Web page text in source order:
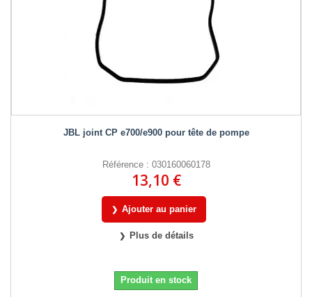
JBL joint CP e700/e900 pour tête de pompe
Référence : 030160060178
13,10 €
Ajouter au panier
Plus de détails
Produit en stock